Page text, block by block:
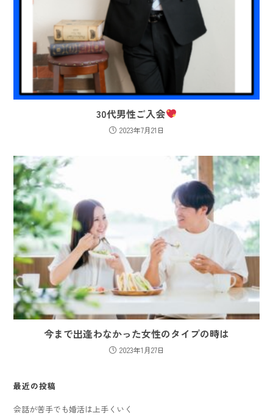
30代男性ご入会
2023年7月21日
今まで出逢わなかった女性のタイプの時は
2023年1月27日
最近の投稿
会話が苦手でも婚活は上手くいく